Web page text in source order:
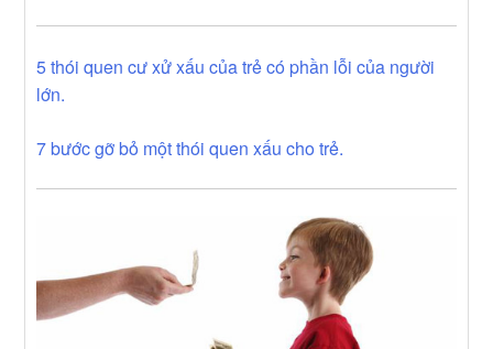
5 thói quen cư xử xấu của trẻ có phần lỗi của người
lớn.
7 bước gỡ bỏ một thói quen xấu cho trẻ.